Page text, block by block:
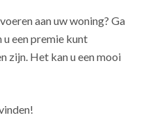
aan uw woning? Ga
een premie kunt
zijn. Het kan u een mooi